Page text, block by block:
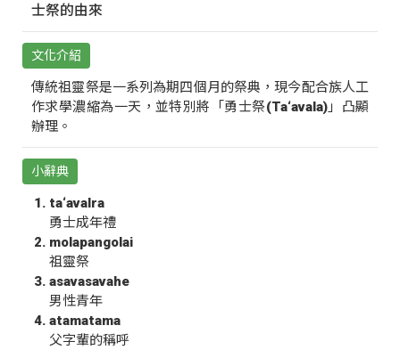
士祭的由來
文化介紹
傳統祖靈祭是一系列為期四個月的祭典，現今配合族人工
作求學濃縮為一天，並特別將「勇士祭(Ta‘avala)」凸顯
辦理。
小辭典
ta‘avalra
勇士成年禮
molapangolai
祖靈祭
asavasavahe
男性青年
atamatama
父字輩的稱呼